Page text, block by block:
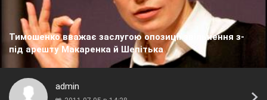
Тимошенко вважає заслугою опозиції звільнення з-
під арешту Макаренка й Шепітька
admin